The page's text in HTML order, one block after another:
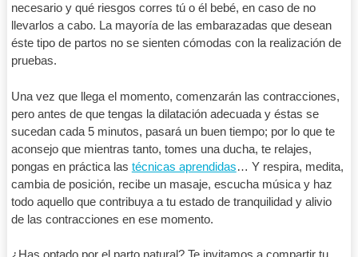
necesario y qué riesgos corres tú o él bebé, en caso de no
llevarlos a cabo. La mayoría de las embarazadas que desean
éste tipo de partos no se sienten cómodas con la realización de
pruebas.
Una vez que llega el momento, comenzarán las contracciones,
pero antes de que tengas la dilatación adecuada y éstas se
sucedan cada 5 minutos, pasará un buen tiempo; por lo que te
aconsejo que mientras tanto, tomes una ducha, te relajes,
pongas en práctica las técnicas aprendidas… Y respira, medita,
cambia de posición, recibe un masaje, escucha música y haz
todo aquello que contribuya a tu estado de tranquilidad y alivio
de las contracciones en ese momento.
¿Has optado por el parto natural? Te invitamos a compartir tu